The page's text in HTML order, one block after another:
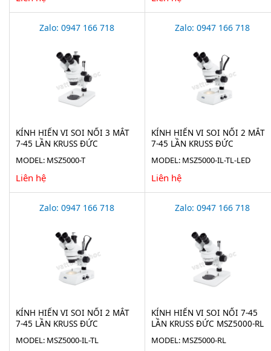
Zalo: 0947 166 718
KÍNH HIỂN VI SOI NỔI 3 MẮT
7-45 LẦN KRUSS ĐỨC
MODEL: MSZ5000-T
Liên hệ
Zalo: 0947 166 718
KÍNH HIỂN VI SOI NỔI 2 MẮT
7-45 LẦN KRUSS ĐỨC
MODEL: MSZ5000-IL-TL-LED
Liên hệ
Zalo: 0947 166 718
KÍNH HIỂN VI SOI NỔI 2 MẮT
7-45 LẦN KRUSS ĐỨC
MODEL: MSZ5000-IL-TL
Zalo: 0947 166 718
KÍNH HIỂN VI SOI NỔI 7-45
LẦN KRUSS ĐỨC MSZ5000-RL
MODEL: MSZ5000-RL